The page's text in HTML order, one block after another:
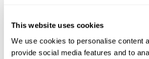
This website uses cookies
We use cookies to personalise content
provide social media features and to